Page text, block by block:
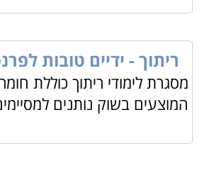
ריתוך - ידיים טובות
מסגרת לימודי ריתוך כוללת
המוצעים בשוק נותנים